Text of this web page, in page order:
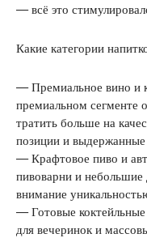
— всё это
Какие категории
— Премиальное вино и
премиальном сегменте
тратить больше на
позиции и
— Крафтовое пиво и
пивоварни и небольшие
внимание
— Готовые
для вечеринок и